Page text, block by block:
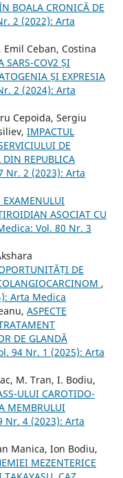
BOALA CRONICĂ DE
2 (2022): Arta
Ceban, Costina
SARS-COV2 ȘI
ȘI EXPRESIA
2 (2024): Arta
Cepoida, Sergiu
IMPACTUL
DE
REPUBLICA
Nr. 2 (2023): Arta
EXAMENULUI
ASOCIAT CU
Vol. 80 Nr. 3
DE
,
Arta Medica
ASPECTE
DE GLANDĂ
94 Nr. 1 (2025): Arta
M. Tran, I. Bodiu,
ULUI CAROTIDO-
MEMBRULUI
Nr. 4 (2023): Arta
Manica, Ion Bodiu,
MEZENTERICE